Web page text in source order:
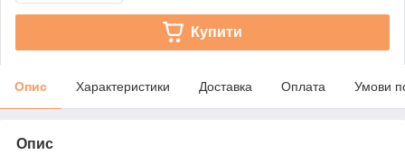
Купити
Опис Характеристики Доставка Оплата Умови
Опис